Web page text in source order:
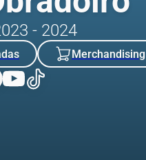
- 2024
Merchandising